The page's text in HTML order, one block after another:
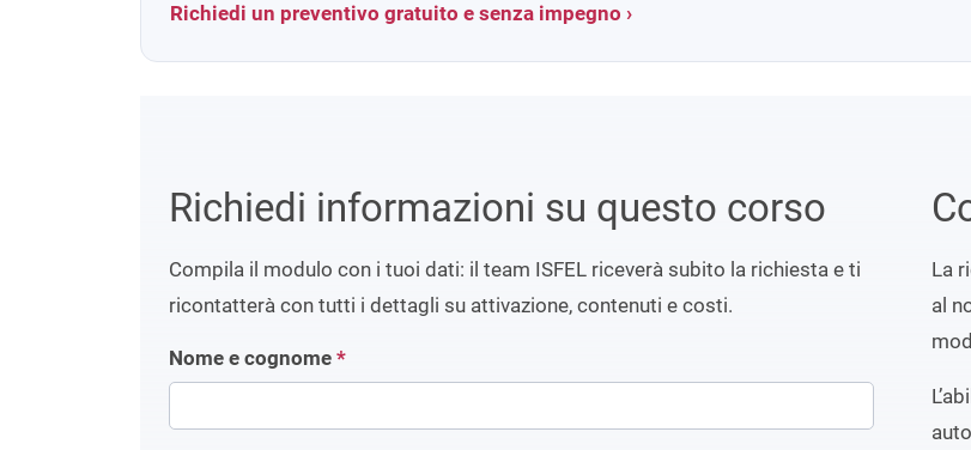
Richiedi un preventivo gratuito e senza impegno ›
Richiedi informazioni su questo corso
Compila il modulo con i tuoi dati: il team ISFEL riceverà subito la richiesta e ti
ricontatterà con tutti i dettagli su attivazione, contenuti e costi.
Nome e cognome *
La
al